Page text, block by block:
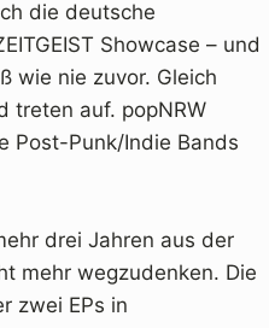
die deutsche
Showcase – und
wie nie zuvor. Gleich
treten auf. popNRW
Post-Punk/Indie Bands
drei Jahren aus der
mehr wegzudenken. Die
zwei EPs in